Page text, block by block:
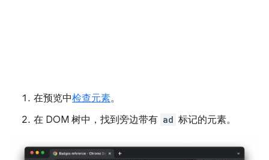
在预览中检查元素。
在 DOM 树中，找到旁边带有 ad 标记的元素。